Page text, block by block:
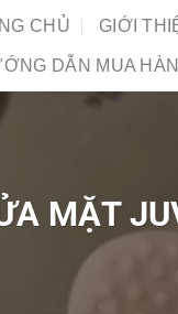
CHỦ GIỚI
DẪN MUA
MẶT